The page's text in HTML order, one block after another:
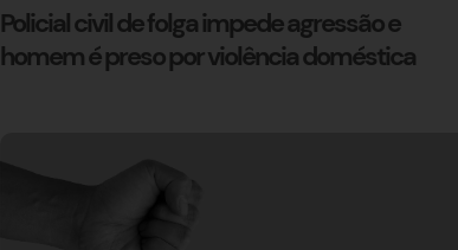
Policial civil de folga impede agressão e
homem é preso por violência doméstica